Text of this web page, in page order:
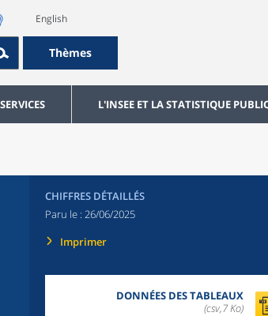
English
Thèmes
SERVICES L'INSEE ET LA STATISTIQUE
CHIFFRES DÉTAILLÉS
Paru le : 26/06/2025
Imprimer
DONNÉES DES TABLEAUX
(csv,7 Ko)